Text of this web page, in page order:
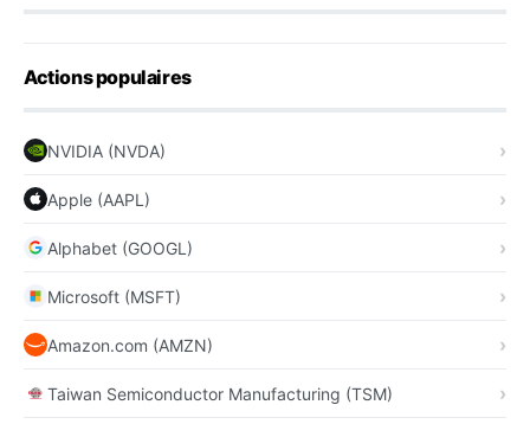
Actions populaires
NVIDIA (NVDA)
Apple (AAPL)
Alphabet (GOOGL)
Microsoft (MSFT)
Amazon.com (AMZN)
Taiwan Semiconductor Manufacturing (TSM)